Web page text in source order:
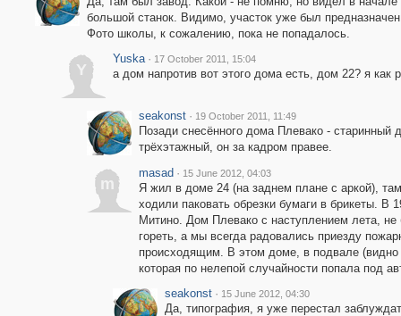
большой станок. Видимо, участок уже был
Фото школы, к сожалению, пока не попадалось.
Y
Yuska · 17 October 2011, 15:04
а дом напротив вот этого дома есть, дом 22? я как
seakonst · 19 October 2011, 11:49
Позади снесённого дома Плевако - старинный
трёхэтажный, он за кадром правее.
m
masad · 15 June 2012, 04:03
Я жил в доме 24 (на заднем плане с аркой),
ходили паковать обрезки бумаги в брикеты. В
Митино. Дом Плевако с наступлением лета,
гореть, а мы всегда радовались приезду
происходящим. В этом доме, в подвале
которая по нелепой случайности попала под
seakonst · 15 June 2012, 04:30
Да, типография, я уже перестал